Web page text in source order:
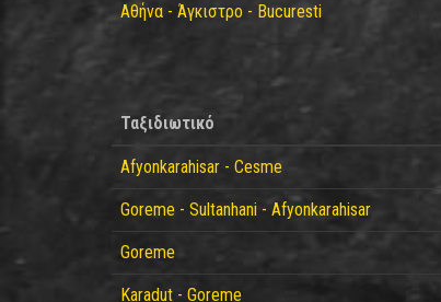
Αθήνα - Άγκιστρο - Bucuresti
Ταξιδιωτικό
Afyonkarahisar - Cesme
Goreme - Sultanhani - Afyonkarahisar
Goreme
Karadut - Goreme